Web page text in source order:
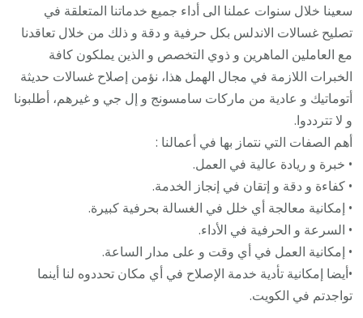
سعينا خلال سنوات عملنا الى أداء جميع خدماتنا المتعلقة في
تصليح غسالات الاندلس بكل حرفية و دقة و ذلك من خلال تعاقدنا
مع العاملين الماهرين و ذوي التخصص و الذين يملكون كافة
الخبرات اللازمة في مجال الهمل هذا، نؤمن إصلاح غسالات حديثة
أتوماتيك و عادية من ماركات سامسونج و إل جي و غيرهم، أطلبونا
و لا تترددوا.
أهم الصفات التي نتماز بها في أعمالنا :
• خبرة و ريادة عالية في العمل.
• كفاءة و دقة و إتقان في إنجاز الخدمة.
• إمكانية معالجة أي خلل في الغسالة بحرفية كبيرة.
• السرعة و الحرفية في الأداء.
• إمكانية العمل في أي وقت و على مدار الساعة.
•أيضا إمكانية تأدية خدمة الإصلاح في أي مكان تحددوه لنا أينما
تواجدتم في الكويت.